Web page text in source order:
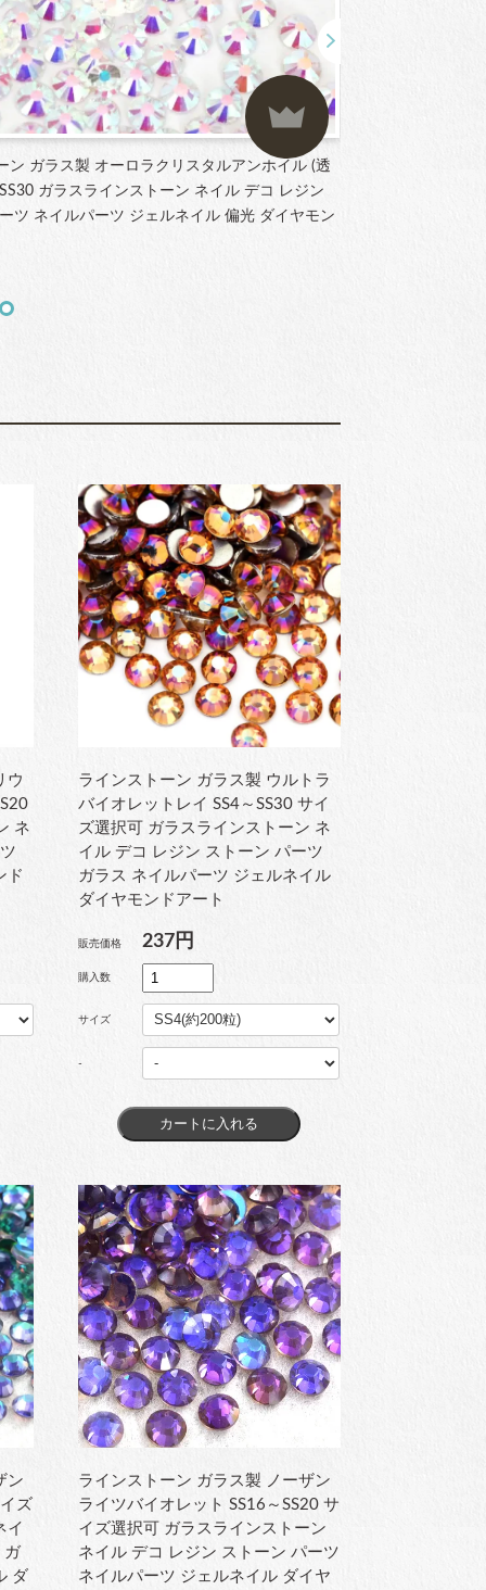
ン ガラス製 オーロラクリスタルアンホイル (透
ガラスラインストーン ネイル デコ レジン
ツ ネイルパーツ ジェルネイル 偏光 ダイヤモン
ウ
ネ
ド
ラインストーン ガラス製 ウルトラ
バイオレットレイ SS4～SS30 サイ
ズ選択可 ガラスラインストーン ネ
イル デコ レジン ストーン パーツ
ガラス ネイルパーツ ジェルネイル
ダイヤモンドアート
販売価格 237円
購入数
サイズ
-
ン
ズ
イ
ガ
ダ
ラインストーン ガラス製 ノーザン
ライツバイオレット SS16～SS20 サ
イズ選択可 ガラスラインストーン
ネイル デコ レジン ストーン パーツ
ネイルパーツ ジェルネイル ダイヤ